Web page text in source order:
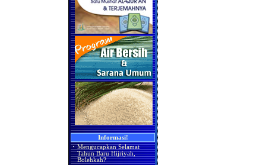
Informasi!
· Mengucapkan Selamat
Tahun Baru Hijriyah,
Bolehkah?